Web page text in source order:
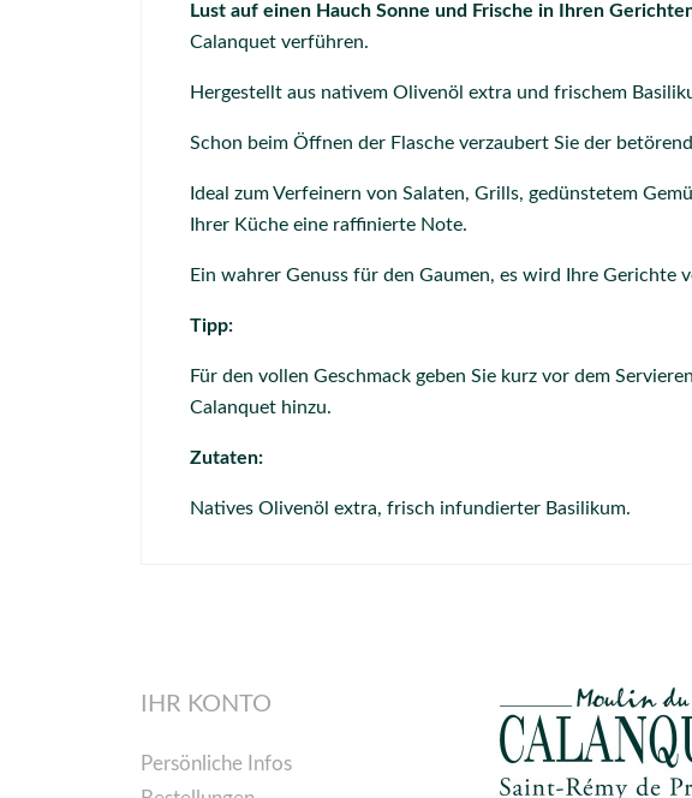
Lust auf einen Hauch Sonne und Frische in Ihren
Calanquet verführen.
Hergestellt aus nativem Olivenöl extra und frischem
Schon beim Öffnen der Flasche verzaubert Sie der
Ideal zum Verfeinern von Salaten, Grills, gedünstetem
Ihrer Küche eine raffinierte Note.
Ein wahrer Genuss für den Gaumen, es wird Ihre Gerichte
Tipp:
Für den vollen Geschmack geben Sie kurz vor dem
Calanquet hinzu.
Zutaten:
Natives Olivenöl extra, frisch infundierter Basilikum.
IHR KONTO
Persönliche Infos